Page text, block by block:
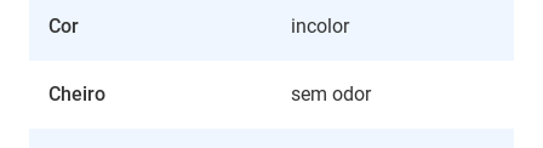
Cor incolor
Cheiro sem odor